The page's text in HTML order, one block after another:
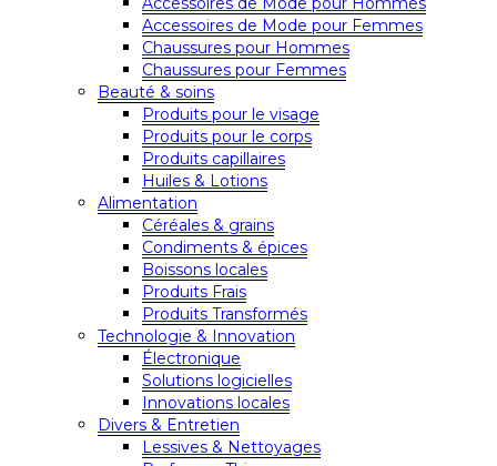
Accessoires de Mode pour Femmes
Chaussures pour Hommes
Chaussures pour Femmes
Beauté & soins
Produits pour le visage
Produits pour le corps
Produits capillaires
Huiles & Lotions
Alimentation
Céréales & grains
Condiments & épices
Boissons locales
Produits Frais
Produits Transformés
Technologie & Innovation
Électronique
Solutions logicielles
Innovations locales
Divers & Entretien
Lessives & Nettoyages